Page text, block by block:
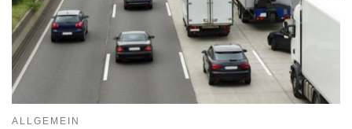
ALLGEMEIN